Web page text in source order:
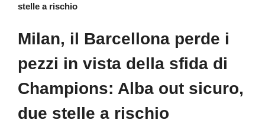
stelle a rischio
Milan, il Barcellona perde i
pezzi in vista della sfida di
Champions: Alba out sicuro,
due stelle a rischio